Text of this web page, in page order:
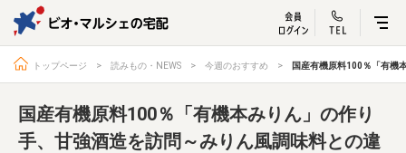
ビオ・マルシェ
宅配サービス紹介 有機野菜のお試しセッ
入
トップページ 読みもの・NEWS 今週のおすすめ 国産有機原料100％「有機
国産有機原料100％「有機本みりん」の作り
手、甘強酒造を訪問～みりん風調味料との違